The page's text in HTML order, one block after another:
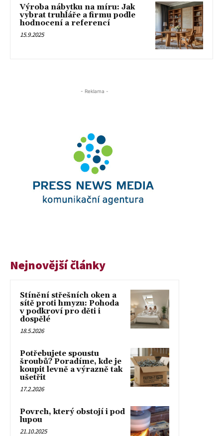
Výroba nábytku na míru: Jak
vybrat truhláře a firmu podle
hodnocení a referencí
15.9.2025
- Reklama -
Nejnovější články
Stínění střešních oken a
sítě proti hmyzu: Pohoda
v podkroví pro děti i
dospělé
18.5.2026
Potřebujete spoustu
šroubů? Poradíme, kde je
koupit levně a výrazně tak
ušetřit
17.2.2026
Povrch, který obstojí i pod
lupou
21.10.2025